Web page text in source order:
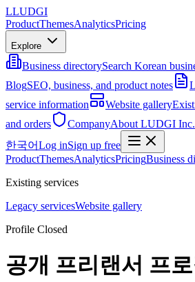
LLUDGI
ProductThemesAnalyticsPricing
Explore
Business directorySearch Korean
BlogSEO, business, and product notes
service information
Website gallery
and orders
CompanyAbout LUDGI Inc.
한국어Log inSign up free
ProductThemesAnalyticsPricingBusiness
Existing services
Legacy servicesWebsite gallery
Profile Closed
공개 프리랜서 프